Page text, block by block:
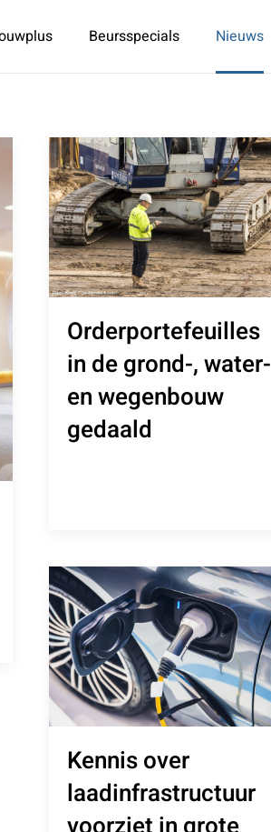
Beursspecials Nieuws
Orderportefeuilles
in de grond-, water-
en wegenbouw
gedaald
Kennis over
laadinfrastructuur